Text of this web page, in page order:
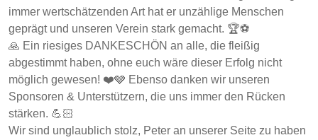
immer wertschätzenden Art hat er unzählige Menschen
geprägt und unseren Verein stark gemacht. 🏆⚽️
🙏 Ein riesiges DANKESCHÖN an alle, die fleißig
abgestimmt haben, ohne euch wäre dieser Erfolg nicht
möglich gewesen! ❤️🩶 Ebenso danken wir unseren
Sponsoren & Unterstützern, die uns immer den Rücken
stärken. 💪🏻
Wir sind unglaublich stolz, Peter an unserer Seite zu haben